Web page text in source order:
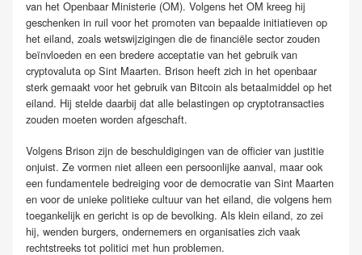
van het Openbaar Ministerie (OM). Volgens het OM kreeg hij
geschenken in ruil voor het promoten van bepaalde initiatieven op
het eiland, zoals wetswijzigingen die de financiële sector zouden
beïnvloeden en een bredere acceptatie van het gebruik van
cryptovaluta op Sint Maarten. Brison heeft zich in het openbaar
sterk gemaakt voor het gebruik van Bitcoin als betaalmiddel op het
eiland. Hij stelde daarbij dat alle belastingen op cryptotransacties
zouden moeten worden afgeschaft.
Volgens Brison zijn de beschuldigingen van de officier van justitie
onjuist. Ze vormen niet alleen een persoonlijke aanval, maar ook
een fundamentele bedreiging voor de democratie van Sint Maarten
en voor de unieke politieke cultuur van het eiland, die volgens hem
toegankelijk en gericht is op de bevolking. Als klein eiland, zo zei
hij, wenden burgers, ondernemers en organisaties zich vaak
rechtstreeks tot politici met hun problemen.